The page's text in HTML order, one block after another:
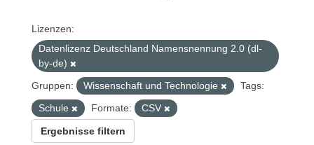
Lizenzen:
Datenlizenz Deutschland Namensnennung 2.0 (dl-
by-de)
Gruppen:
Wissenschaft und Technologie
Tags:
Schule
Formate: CSV
Ergebnisse filtern